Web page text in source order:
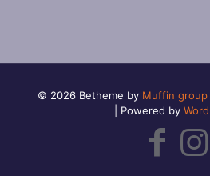
© 2026 Betheme by Muffin group
| Powered by